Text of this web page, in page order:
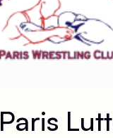
Paris